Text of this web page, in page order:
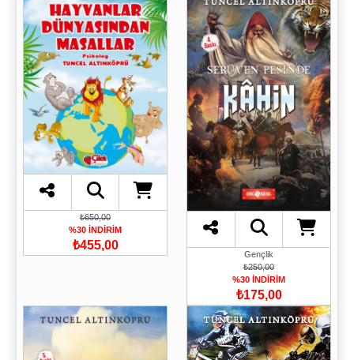
₺650,00
%30 İNDİRİM
₺455,00
Gençlik
₺250,00
%30 İNDİRİM
₺175,00